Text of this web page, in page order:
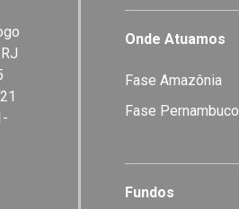
Onde Atuamos
Fase Amazônia
Fase Pernambuco
Fundos